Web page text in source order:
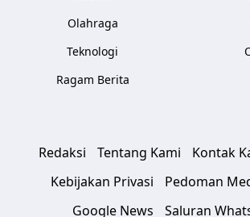
Olahraga
Teknologi
Ragam Berita
Redaksi Tentang Kami Kontak
Kebijakan Privasi
Pedoman
Google News
Saluran